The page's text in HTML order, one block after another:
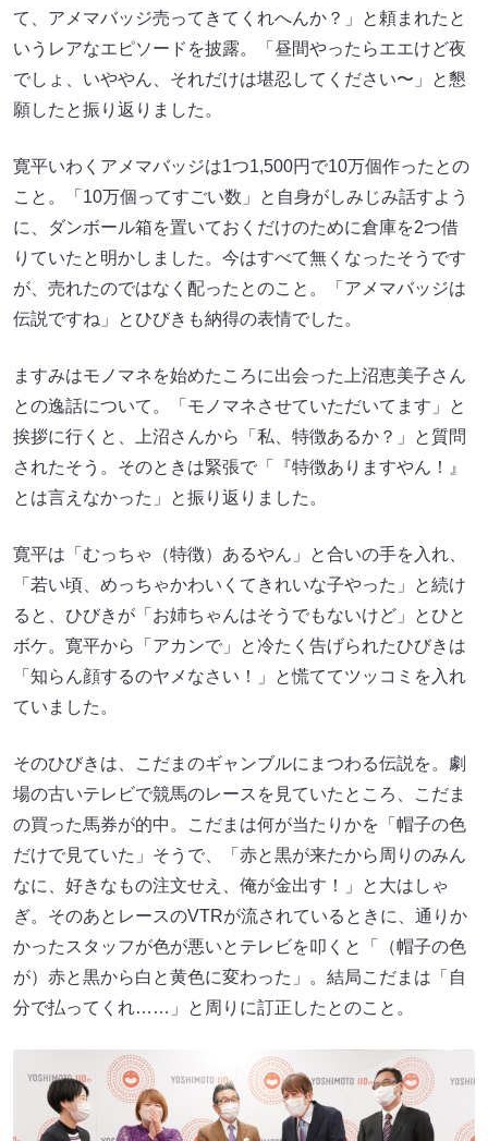
て、アメマバッジ売ってきてくれへんか？」と頼まれたと
いうレアなエピソードを披露。「昼間やったらエエけど夜
でしょ、いややん、それだけは堪忍してください〜」と懇
願したと振り返りました。
寛平いわくアメマバッジは1つ1,500円で10万個作ったとの
こと。「10万個ってすごい数」と自身がしみじみ話すよう
に、ダンボール箱を置いておくだけのために倉庫を2つ借
りていたと明かしました。今はすべて無くなったそうです
が、売れたのではなく配ったとのこと。「アメマバッジは
伝説ですね」とひびきも納得の表情でした。
ますみはモノマネを始めたころに出会った上沼恵美子さん
との逸話について。「モノマネさせていただいてます」と
挨拶に行くと、上沼さんから「私、特徴あるか？」と質問
されたそう。そのときは緊張で「『特徴ありますやん！』
とは言えなかった」と振り返りました。
寛平は「むっちゃ（特徴）あるやん」と合いの手を入れ、
「若い頃、めっちゃかわいくてきれいな子やった」と続け
ると、ひびきが「お姉ちゃんはそうでもないけど」とひと
ボケ。寛平から「アカンで」と冷たく告げられたひびきは
「知らん顔するのヤメなさい！」と慌ててツッコミを入れ
ていました。
そのひびきは、こだまのギャンブルにまつわる伝説を。劇
場の古いテレビで競馬のレースを見ていたところ、こだま
の買った馬券が的中。こだまは何が当たりかを「帽子の色
だけで見ていた」そうで、「赤と黒が来たから周りのみん
なに、好きなもの注文せえ、俺が金出す！」と大はしゃ
ぎ。そのあとレースのVTRが流されているときに、通りか
かったスタッフが色が悪いとテレビを叩くと「（帽子の色
が）赤と黒から白と黄色に変わった」。結局こだまは「自
分で払ってくれ……」と周りに訂正したとのこと。